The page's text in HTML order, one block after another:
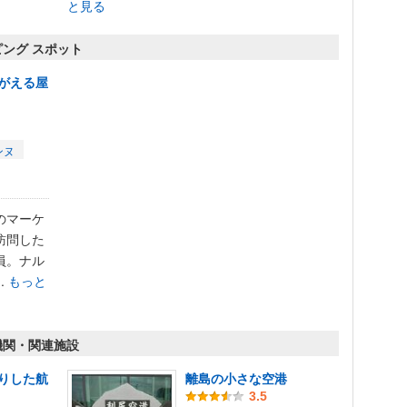
と見る
グ スポット
える屋
マーケ
問した
。ナル
もっと
・関連施設
した航
離島の小さな空港
3.5